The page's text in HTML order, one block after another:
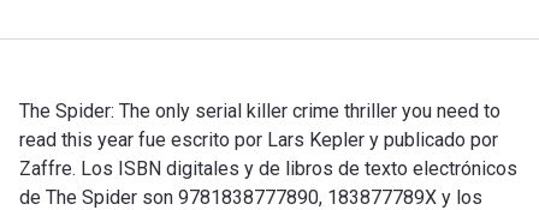
The Spider: The only serial killer crime thriller you need to
read this year fue escrito por Lars Kepler y publicado por
Zaffre. Los ISBN digitales y de libros de texto electrónicos
de The Spider son 9781838777890, 183877789X y los